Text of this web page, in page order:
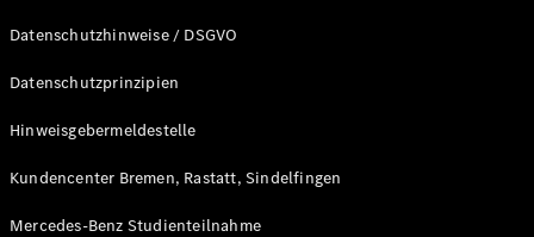
Datenschutzhinweise / DSGVO
Datenschutzprinzipien
Hinweisgebermeldestelle
Kundencenter Bremen, Rastatt, Sindelfingen
Mercedes-Benz Studienteilnahme